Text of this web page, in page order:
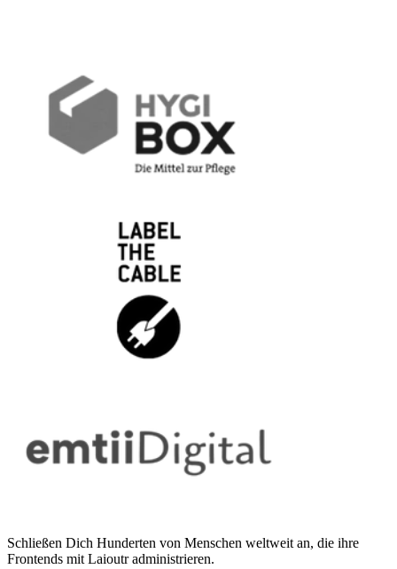
Schließen Dich Hunderten von Menschen weltweit an, die ihre
Frontends mit Laioutr administrieren.